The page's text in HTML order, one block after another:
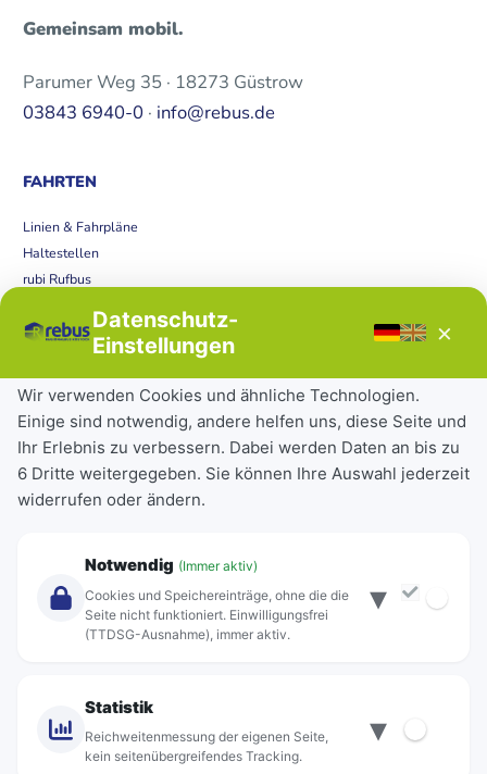
Gemeinsam mobil.
Parumer Weg 35 · 18273 Güstrow
03843 6940-0 · info@rebus.de
FAHRTEN
Linien & Fahrpläne
Haltestellen
rubi Rufbus
Störungen
Tickets & Tarife
Deutschlandticket
Schülerkarte
Einzeltickets
Abonnements
Über Rebus
Standorte
Datenschutz-
Einstellungen
×
Wir verwenden Cookies und ähnliche Technologien.
Einige sind notwendig, andere helfen uns, diese Seite und
Ihr Erlebnis zu verbessern. Dabei werden Daten an bis zu
6 Dritte weitergegeben. Sie können Ihre Auswahl jederzeit
widerrufen oder ändern.
Notwendig (Immer aktiv)
Cookies und Speichereinträge, ohne die die
Seite nicht funktioniert. Einwilligungsfrei
(TTDSG-Ausnahme), immer aktiv.
▾
Statistik
Reichweitenmessung der eigenen Seite,
kein seitenübergreifendes Tracking.
▾